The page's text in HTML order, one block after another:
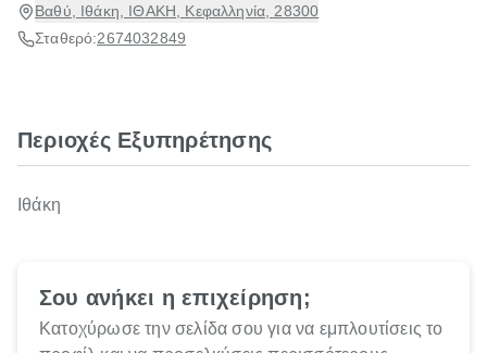
Βαθύ, Ιθάκη, ΙΘΑΚΗ, Κεφαλληνία, 28300
Σταθερό:2674032849
Περιοχές Εξυπηρέτησης
Ιθάκη
Σου ανήκει η επιχείρηση;
Κατοχύρωσε την σελίδα σου για να εμπλουτίσεις το